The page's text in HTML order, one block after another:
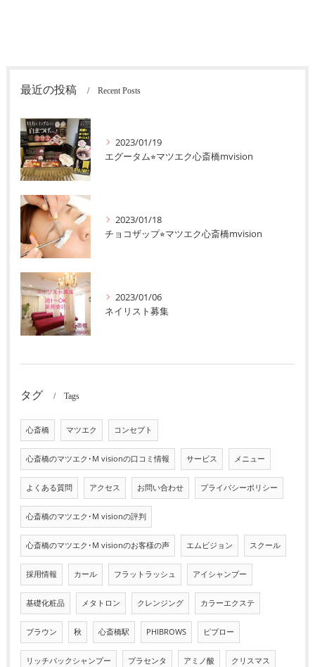
最近の投稿 Recent Posts
2023/01/19
エグータム⭐︎マツエク心斎橋mvision
2023/01/18
チョコザップ⭐︎マツエク心斎橋mvision
2023/01/06
ネイリスト募集
タグ Tags
心斎橋 マツエク コンセプト
心斎橋のマツエク･M visionの口コミ情報 サービス メニュー
よくある質問 アクセス お問い合わせ プライバシーポリシー
心斎橋のマツエク･M visionの評判
心斎橋のマツエク･M visionのお客様の声 エムビジョン スクール
採用情報 カール フラットラッシュ アイシャンプー
基礎化粧品 メタトロン クレンジング カラーエクステ
ブラウン 秋 心斎橋駅 PHIBROWS ピブロー
リッチパックシャンプー プラセンタ アミノ酸 クリスマス